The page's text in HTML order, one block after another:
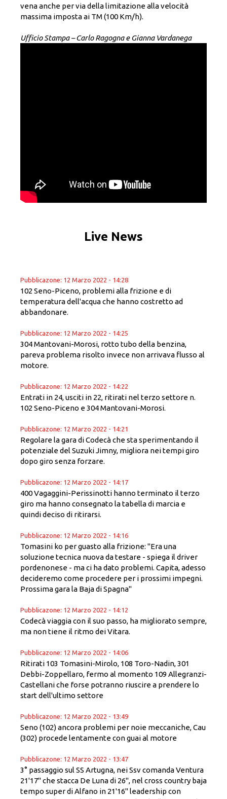
vena anche per via della limitazione alla velocità
massima imposta ai TM (100 Km/h).
Ufficio Stampa – Carlo Ragogna e Gianna Vardanega
Live News
Pubblicazone: 12 Marzo 2022 - 14:28
102 Seno-Piceno, problemi alla frizione e di
temperatura dell'acqua che hanno costretto ad
abbandonare.
Pubblicazone: 12 Marzo 2022 - 14:25
304 Mantovani-Morosi, rotto tubo della benzina,
pareva problema risolto invece non arrivava flusso al
motore.
Pubblicazone: 12 Marzo 2022 - 14:22
Entrati in 24, usciti in 22, ritirati nel terzo settore n.
102 Seno-Piceno e 304 Mantovani-Morosi.
Pubblicazone: 12 Marzo 2022 - 14:21
Regolare la gara di Codecà che sta sperimentando il
potenziale del Suzuki Jimny, migliora nei tempi giro
dopo giro senza forzare.
Pubblicazone: 12 Marzo 2022 - 14:17
400 Vagaggini-Perissinotti hanno terminato il terzo
giro ma hanno consegnato la tabella di marcia e
quindi deciso di ritirarsi.
Pubblicazone: 12 Marzo 2022 - 14:16
Tomasini ko per guasto alla frizione: "Era una
soluzione tecnica nuova da testare - spiega il driver
pordenonese - ma ci ha dato problemi. Capita, adesso
decideremo come procedere per i prossimi impegni.
Prossima gara la Baja di Spagna"
Pubblicazone: 12 Marzo 2022 - 14:12
Codecà viaggia con il suo passo, ha migliorato sempre,
ma non tiene il ritmo dei Vitara.
Pubblicazone: 12 Marzo 2022 - 14:06
Ritirati 103 Tomasini-Mirolo, 108 Toro-Nadin, 301
Debbi-Zoppellaro, fermo al momento 109 Allegranzi-
Castellani che forse potranno riuscire a prendere lo
start dell'ultimo settore
Pubblicazone: 12 Marzo 2022 - 13:49
Seno (102) ancora problemi per noie meccaniche, Cau
(302) procede lentamente con guai al motore
Pubblicazone: 12 Marzo 2022 - 13:47
3° passaggio sul SS Artugna, nei Ssv comanda Ventura
21'17'' che stacca De Luna di 26'', nel cross country baja
tempo super di Alfano in 21'16'' leadership con